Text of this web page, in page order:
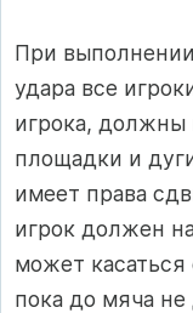
При
удара все
игрока, должны
площадки и
имеет права
игрок должен
может касаться
пока до мяча